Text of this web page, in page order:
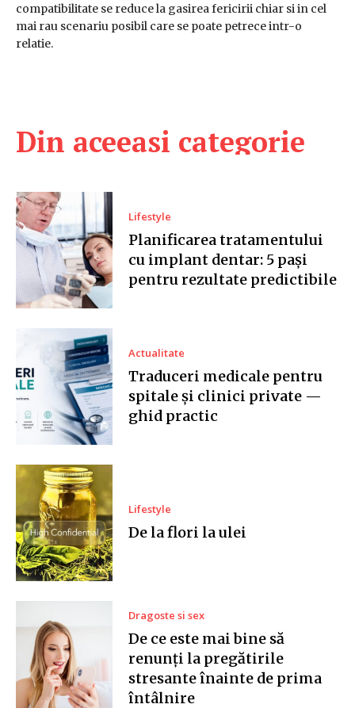
Din aceeasi categorie
Lifestyle
Planificarea tratamentului
cu implant dentar: 5 pași
pentru rezultate predictibile
Actualitate
Traduceri medicale pentru
spitale și clinici private —
ghid practic
Lifestyle
De la flori la ulei
Dragoste si sex
De ce este mai bine să
renunți la pregătirile
stresante înainte de prima
întâlnire
compatibilitate se reduce la gasirea fericirii chiar si in cel
mai rau scenariu posibil care se poate petrece intr-o
relatie.